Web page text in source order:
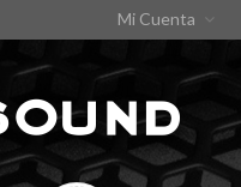
Mi Cuenta